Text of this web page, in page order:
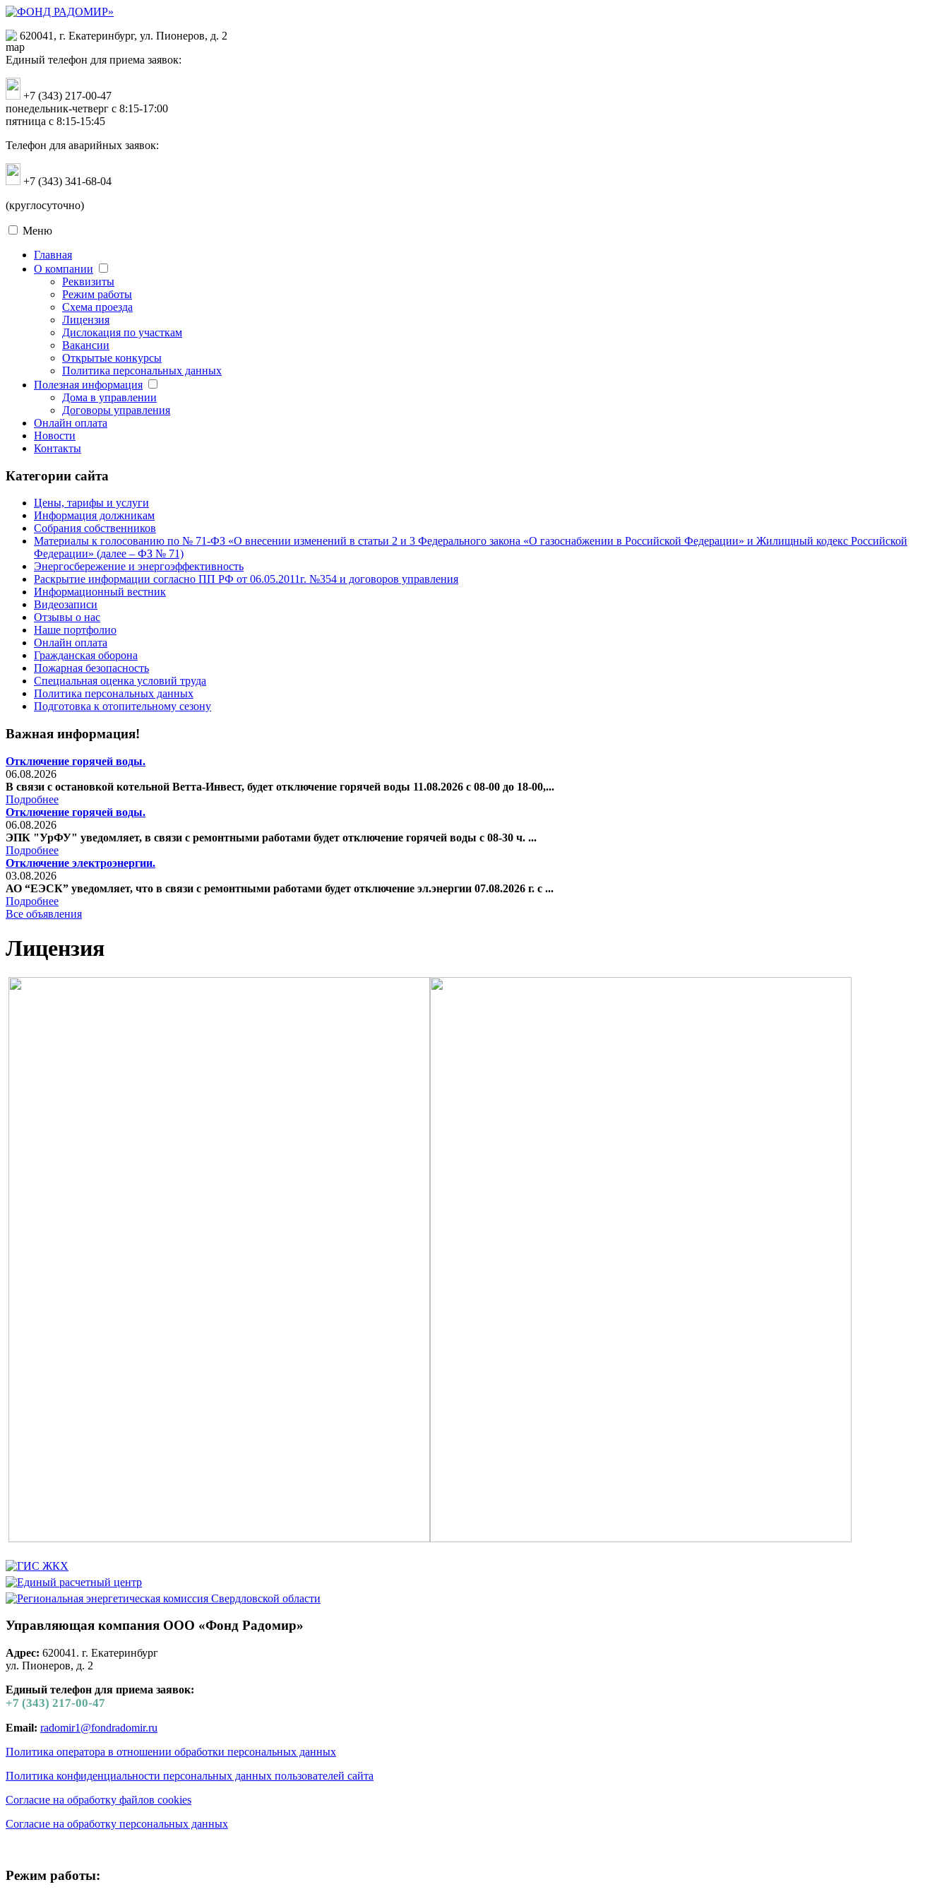
620041, г. Екатеринбург, ул. Пионеров, д. 2
Единый телефон для приема заявок:
+7 (343) 217-00-47
понедельник-четверг с 8:15-17:00
пятница с 8:15-15:45
Телефон для аварийных заявок:
+7 (343) 341-68-04
(круглосуточно)
Меню
Главная
О компании
Реквизиты
Режим работы
Схема проезда
Лицензия
Дислокация по участкам
Вакансии
Открытые конкурсы
Политика персональных данных
Полезная информация
Дома в управлении
Договоры управления
Онлайн оплата
Новости
Контакты
Категории сайта
Цены, тарифы и услуги
Информация должникам
Собрания собственников
Материалы к голосованию по № 71-ФЗ «О внесении изменений в статьи 2 и 3 Федерального закона «О газоснабжении в Российской Федерации» и Жилищный кодекс Российской
Федерации» (далее – ФЗ № 71)
Энергосбережение и энергоэффективность
Раскрытие информации согласно ПП РФ от 06.05.2011г. №354 и договоров управления
Информационный вестник
Видеозаписи
Отзывы о нас
Наше портфолио
Онлайн оплата
Гражданская оборона
Пожарная безопасность
Специальная оценка условий труда
Политика персональных данных
Подготовка к отопительному сезону
Важная информация!
Отключение горячей воды.
06.08.2026
В связи с остановкой котельной Ветта-Инвест, будет отключение горячей воды 11.08.2026 с 08-00 до 18-00,...
Подробнее
Отключение горячей воды.
06.08.2026
ЭПК "УрФУ" уведомляет, в связи с ремонтными работами будет отключение горячей воды с 08-30 ч. ...
Подробнее
Отключение электроэнергии.
03.08.2026
АО “ЕЭСК” уведомляет, что в связи с ремонтными работами будет отключение эл.энергии 07.08.2026 г. с ...
Подробнее
Все объявления
Лицензия
Управляющая компания ООО «Фонд Радомир»
Адрес: 620041. г. Екатеринбург
ул. Пионеров, д. 2
Единый телефон для приема заявок:
+7 (343) 217-00-47
Email: radomir1@fondradomir.ru
Политика оператора в отношении обработки персональных данных
Политика конфиденциальности персональных данных пользователей сайта
Согласие на обработку файлов cookies
Согласие на обработку персональных данных
Режим работы: